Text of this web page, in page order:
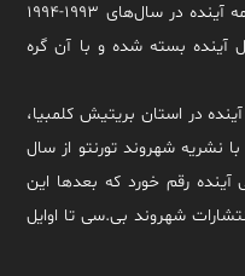
می‌شود. این هفته نامه از دل دوهفته‌نامه آینده در سال‌های ۱۹۹۳-۱۹۹۴
آینده بسته شده و با آن گره
در استان بریتیش کلمبیا،
شهروند تورنتو از سال
آینده رقم خورد که بعدها این
شهروند بی.سی تا اوایل